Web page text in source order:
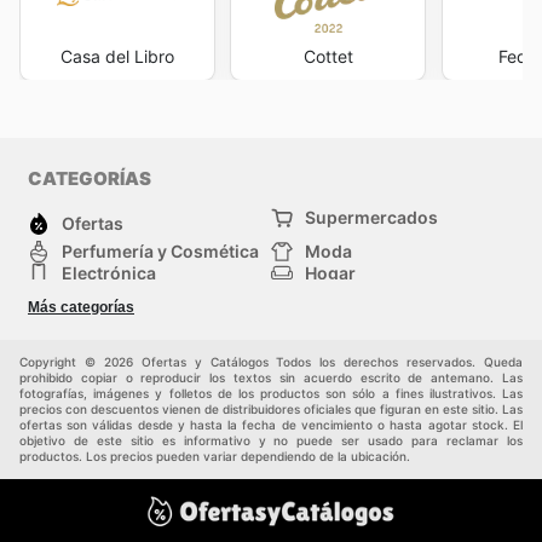
Casa del Libro Cottet
CATEGORÍAS
Ofertas
Supermercados
Perfumería y Cosmética
Moda
Electrónica
Hogar
Deporte
Juguetes y bebés
Más categorías
Copyright © 2026 Ofertas y Catálogos Todos los derechos reservados. Queda
prohibido copiar o reproducir los textos sin acuerdo escrito de antemano. Las
fotografías, imágenes y folletos de los productos son sólo a fines ilustrativos. Las
precios con descuentos vienen de distribuidores oficiales que figuran en este sitio. Las
ofertas son válidas desde y hasta la fecha de vencimiento o hasta agotar stock. El
objetivo de este sitio es informativo y no puede ser usado para reclamar los
productos. Los precios pueden variar dependiendo de la ubicación.